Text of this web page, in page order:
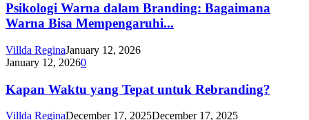
Psikologi Warna dalam Branding: Bagaimana
Warna Bisa Mempengaruhi...
Villda ReginaJanuary 12, 2026
January 12, 20260
Kapan Waktu yang Tepat untuk Rebranding?
Villda ReginaDecember 17, 2025December 17, 2025